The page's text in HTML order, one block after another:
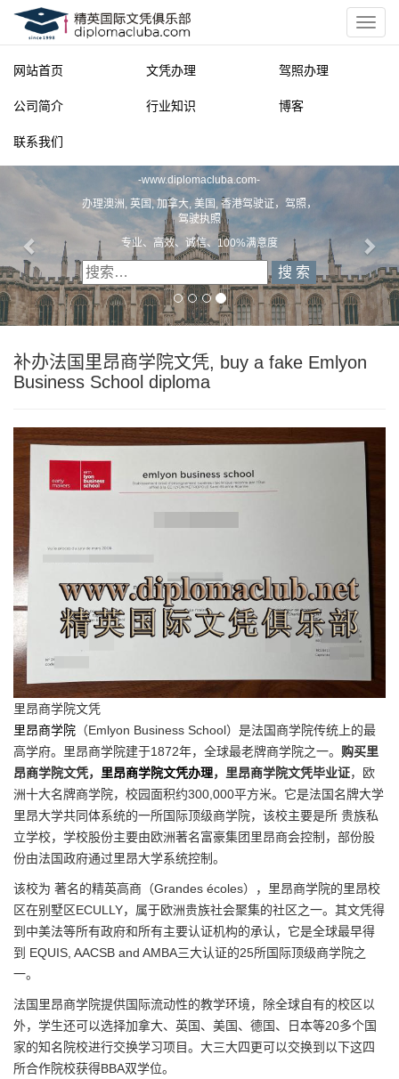
网站首页 文凭办理 驾照办理
公司简介 行业知识 博客
联系我们
-www.diplomacluba.com-
办理澳洲, 英国, 加拿大, 美国, 香港驾驶证，驾照，
驾驶执照
专业、高效、诚信、100%满意度
补办法国里昂商学院文凭, buy a fake Emlyon
Business School diploma
里昂商学院文凭
里昂商学院 （Emlyon Business School）是法国商学院传统上的最
高学府。里昂商学院建于1872年，全球最老牌商学院之一。 购买里
昂商学院文凭， 里昂商学院文凭办理，里昂商学院文凭毕业证，欧
洲十大名牌商学院，校园面积约300,000平方米。它是法国名牌大学
里昂大学共同体系统的一所国际顶级商学院，该校主要是所 贵族私
立学校，学校股份主要由欧洲著名富豪集团里昂商会控制，部份股
份由法国政府通过里昂大学系统控制。
该校为 著名的精英高商（Grandes écoles），里昂商学院的里昂校
区在别墅区ECULLY，属于欧洲贵族社会聚集的社区之一。其文凭得
到中美法等所有政府和所有主要认证机构的承认，它是全球最早得
到 EQUIS, AACSB and AMBA三大认证的25所国际顶级商学院之
一。
法国里昂商学院提供国际流动性的教学环境，除全球自有的校区以
外，学生还可以选择加拿大、英国、美国、德国、日本等20多个国
家的知名院校进行交换学习项目。大三大四更可以交换到以下这四
所合作院校获得BBA双学位。